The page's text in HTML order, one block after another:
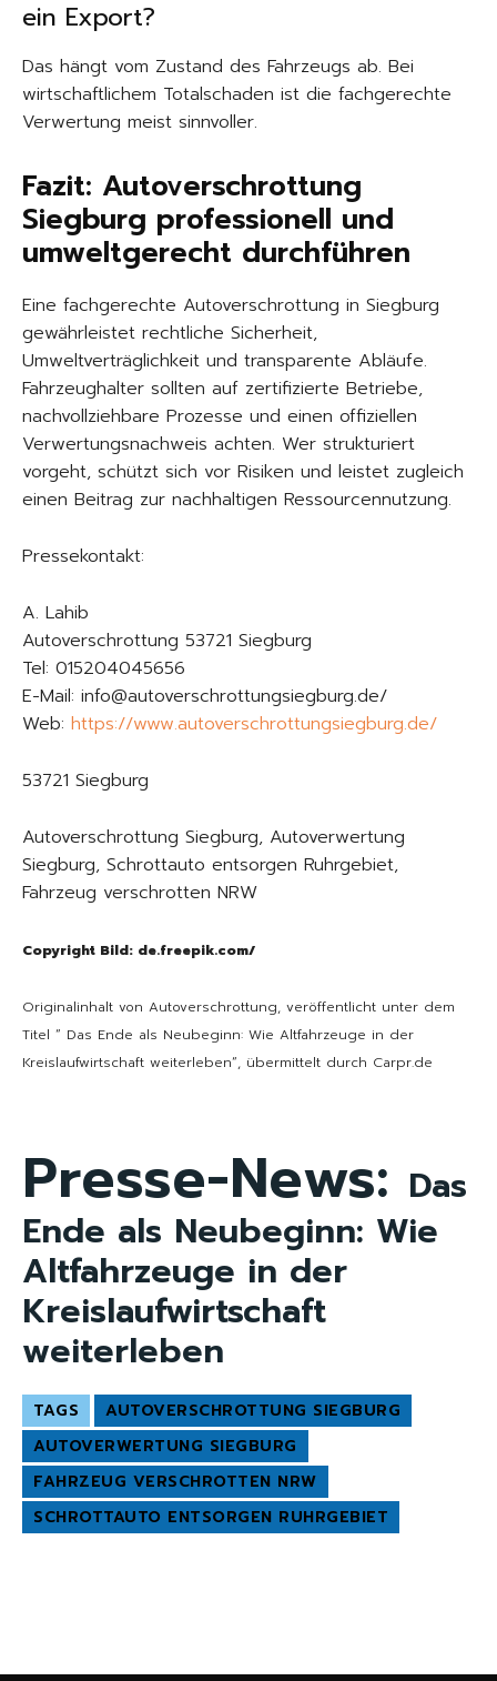
ein Export?
Das hängt vom Zustand des Fahrzeugs ab. Bei
wirtschaftlichem Totalschaden ist die fachgerechte
Verwertung meist sinnvoller.
Fazit: Autoverschrottung
Siegburg professionell und
umweltgerecht durchführen
Eine fachgerechte Autoverschrottung in Siegburg
gewährleistet rechtliche Sicherheit,
Umweltverträglichkeit und transparente Abläufe.
Fahrzeughalter sollten auf zertifizierte Betriebe,
nachvollziehbare Prozesse und einen offiziellen
Verwertungsnachweis achten. Wer strukturiert
vorgeht, schützt sich vor Risiken und leistet zugleich
einen Beitrag zur nachhaltigen Ressourcennutzung.
Pressekontakt:
A. Lahib
Autoverschrottung 53721 Siegburg
Tel: 015204045656
E-Mail: info@autoverschrottungsiegburg.de/
Web: https://www.autoverschrottungsiegburg.de/
53721 Siegburg
Autoverschrottung Siegburg, Autoverwertung
Siegburg, Schrottauto entsorgen Ruhrgebiet,
Fahrzeug verschrotten NRW
Copyright Bild: de.freepik.com/
Originalinhalt von Autoverschrottung, veröffentlicht unter dem
Titel “ Das Ende als Neubeginn: Wie Altfahrzeuge in der
Kreislaufwirtschaft weiterleben“, übermittelt durch Carpr.de
Presse-News: Das
Ende als Neubeginn: Wie
Altfahrzeuge in der
Kreislaufwirtschaft
weiterleben
TAGS
AUTOVERSCHROTTUNG SIEGBURG
AUTOVERWERTUNG SIEGBURG
FAHRZEUG VERSCHROTTEN NRW
SCHROTTAUTO ENTSORGEN RUHRGEBIET